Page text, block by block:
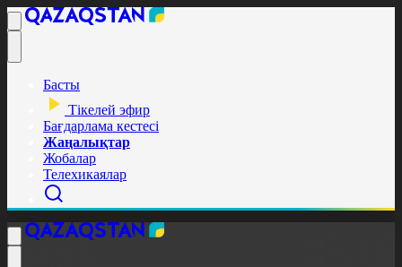
Басты
Тікелей эфир
Бағдарлама кестесі
Жаңалықтар
Жобалар
Телехикаялар